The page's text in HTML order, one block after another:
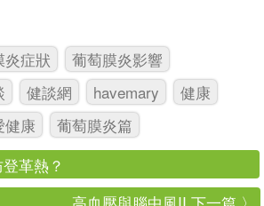
炎症狀
葡萄膜炎影響
健談網 havemary
健康
健康
葡萄膜炎篇
革熱？